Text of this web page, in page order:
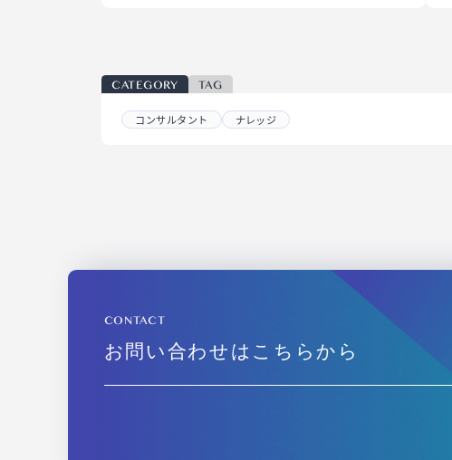
CATEGORY TAG
コンサルタント ナレッジ
CONTACT
お問い合わせはこちらから